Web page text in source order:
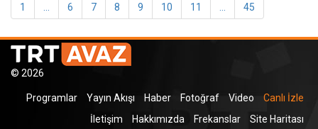
1 6 7 8 9 10 11 45
© 2026
Programlar Yayın Akışı Haber Fotoğraf Video
Canlı İzle
İletişim
Hakkımızda Frekanslar Site Haritası